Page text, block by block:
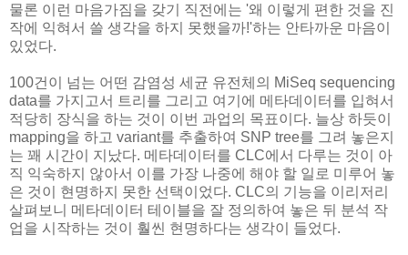
물론 이런 마음가짐을 갖기 직전에는 '왜 이렇게 편한 것을 진
작에 익혀서 쓸 생각을 하지 못했을까!'하는 안타까운 마음이
있었다.
100건이 넘는 어떤 감염성 세균 유전체의 MiSeq sequencing
data를 가지고서 트리를 그리고 여기에 메타데이터를 입혀서
적당히 장식을 하는 것이 이번 과업의 목표이다. 늘상 하듯이
mapping을 하고 variant를 추출하여 SNP tree를 그려 놓은지
는 꽤 시간이 지났다. 메타데이터를 CLC에서 다루는 것이 아
직 익숙하지 않아서 이를 가장 나중에 해야 할 일로 미루어 놓
은 것이 현명하지 못한 선택이었다. CLC의 기능을 이리저리
살펴보니 메타데이터 테이블을 잘 정의하여 놓은 뒤 분석 작
업을 시작하는 것이 훨씬 현명하다는 생각이 들었다.